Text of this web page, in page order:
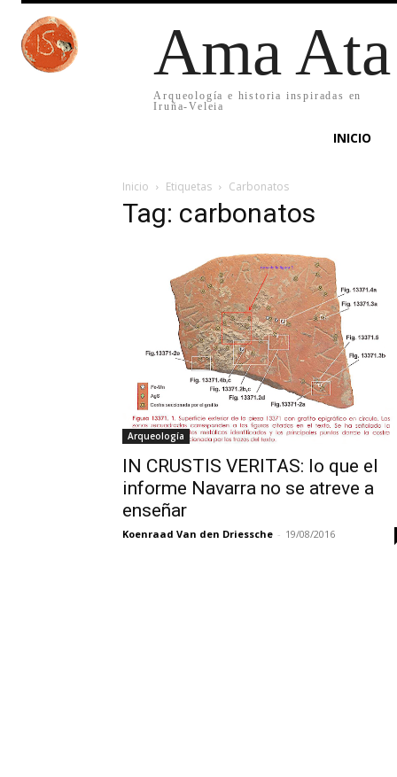
Ama Ata
Arqueología e historia inspiradas en
Iruña-Veleia
INICIO
Inicio Etiquetas Carbonatos
Tag: carbonatos
Arqueología
IN CRUSTIS VERITAS: lo que el
informe Navarra no se atreve a
enseñar
Koenraad Van den Driessche - 19/08/2016